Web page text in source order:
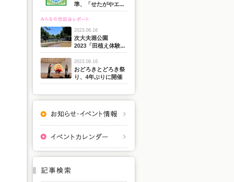
準、「せたがやエ...
2023.06.16
次大夫堀公園
2023「田植え体験...
2023.06.16
おどろきとどろき祭
り、4年ぶりに開催